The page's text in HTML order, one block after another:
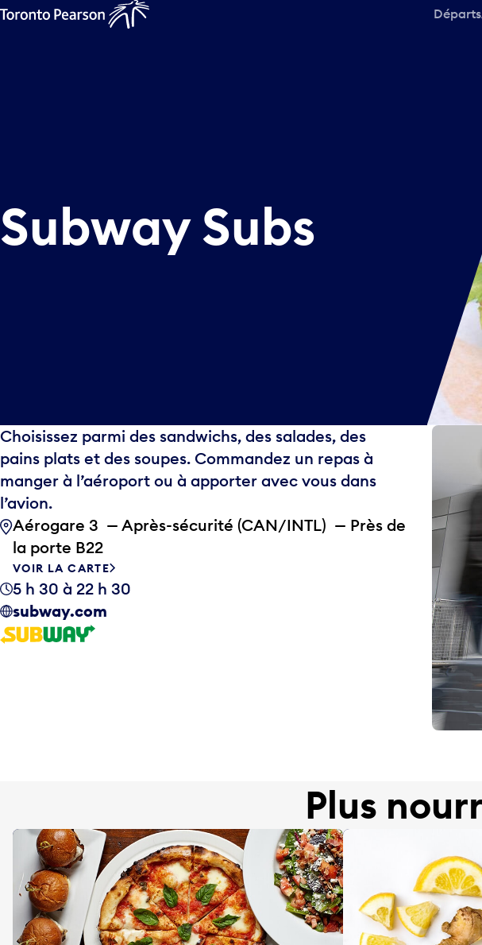
Départs
Subway Subs
Choisissez parmi des sandwichs, des salades, des
pains plats et des soupes. Commandez un repas à
manger à l’aéroport ou à apporter avec vous dans
l’avion.
Aérogare 3 — Après-sécurité (CAN/INTL) — Près de
la porte B22
VOIR LA CARTE
5 h 30 à 22 h 30
subway.com
Plus